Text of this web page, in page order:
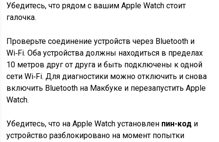
Убедитесь, что рядом с вашим Apple Watch стоит
галочка.
Проверьте соединение устройств через Bluetooth и
Wi‑Fi. Оба устройства должны находиться в пределах
10 метров друг от друга и быть подключены к одной
сети Wi‑Fi. Для диагностики можно отключить и снова
включить Bluetooth на Макбуке и перезапустить Apple
Watch.
Убедитесь, что на Apple Watch установлен пин-код и
устройство разблокировано на момент попытки